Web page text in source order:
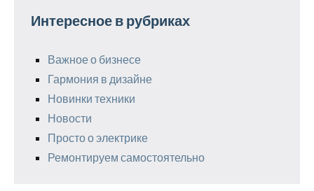
Интересное в рубриках
Важное о бизнесе
Гармония в дизайне
Новинки техники
Новости
Просто о электрике
Ремонтируем самостоятельно